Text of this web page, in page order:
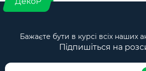
Бажаєте бути в курсі всіх наших
Підпишіться на